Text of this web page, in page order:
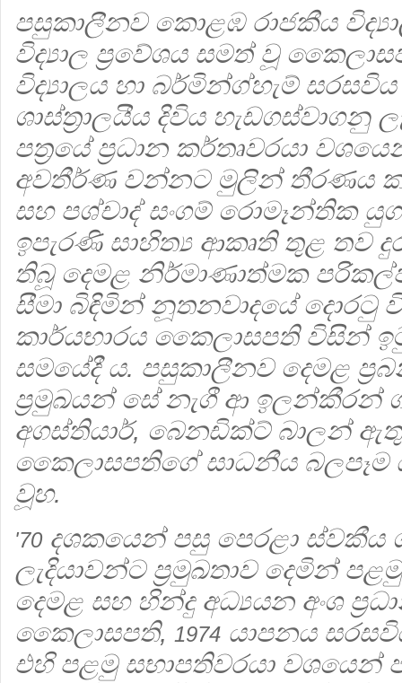
පසුකාලීනව කොළඹ රාජකීය
විද්‍යාල ප්‍රවේශය සමත් වූ
විද්‍යාලය හා බර්මින්ග්හැම්
ශාස්ත්‍රාලයීය දිවිය හැඩගස්වාගනු
පත්‍රයේ ප්‍රධාන කර්තෘවරයා
අවතීර්ණ වන්නට මුලින් තීරණය
සහ පශ්චාද් සංගම් රොමෑන්තික
ඉපැරණි සාහිත්‍ය ආකෘති තුළ තව
තිබූ දෙමළ නිර්මාණාත්මක
සීමා බිඳිමින් නූතනවාදයේ දොරටු
කාර්යභාරය කෛලාසපති විසින්
සමයේදී ය. පසුකාලීනව දෙමළ
ප්‍රමුඛයන් සේ නැගී ආ ඉලන්කීරන්
අගස්තියාර්, බෙනඩික්ට් බාලන්
කෛලාසපතිගේ සාධනීය
වූහ.
'70 දශකයෙන් පසු පෙරළා ස්වකීය
ලැදියාවන්ට ප්‍රමුඛතාව දෙමින්
දෙමළ සහ හින්දු අධ්‍යයන අංශ
කෛලාසපති, 1974 යාපනය
එහි පළමු සභාපතිවරයා වශයෙන්